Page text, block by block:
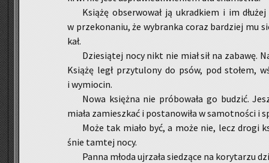
Ksią­żę ob­ser­wo­wał ją ukrad­kiem i im
w prze­ko­na­niu, że wy­bran­ka coraz bar­dziej mu
kał.
Dzie­sią­tej nocy nikt nie miał sił na za­ba­wę.
Ksią­żę legł przy­tu­lo­ny do psów, pod sto­łem,
i wy­mio­cin.
Nowa księż­na nie pró­bo­wa­ła go bu­dzić.
miała za­miesz­kać i po­sta­no­wi­ła w sa­mot­no­ści i
Może tak miało być, a może nie, lecz drogi
śnie tam­tej nocy.
Panna młoda uj­rza­ła sie­dzą­ce na ko­ry­ta­rzu